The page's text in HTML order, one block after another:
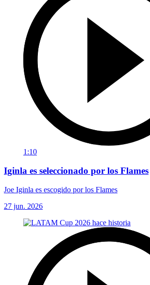
1:10
Iginla es seleccionado por los Flames
Joe Iginla es escogido por los Flames
27 jun. 2026